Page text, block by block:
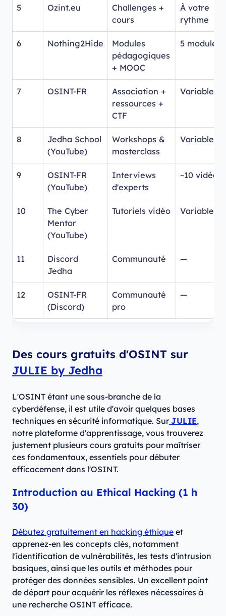
5 Ozint.eu
Challenges +
cours
À votre
rythme
6 Nothing2Hide
Modules
pédagogiques
+ MOOC
5 modules
7 OSINT-FR
Association +
ressources +
CTF
Variable
8
Jedha School
(YouTube)
Workshops &
masterclass
Variable
9
OSINT-FR
(YouTube)
Interviews
d'experts
~10 vidéos
10
The Cyber
Mentor
(YouTube)
Tutoriels vidéo Variable
11
Discord
Jedha
Communauté —
12
OSINT-FR
(Discord)
Communauté
pro
—
Des cours gratuits d'OSINT sur
JULIE by Jedha
L'OSINT étant une sous-branche de la
cyberdéfense, il est utile d'avoir quelques bases
techniques en sécurité informatique. Sur JULIE,
notre plateforme d'apprentissage, vous trouverez
justement plusieurs cours gratuits pour maîtriser
ces fondamentaux, essentiels pour débuter
efficacement dans l'OSINT.
Introduction au Ethical Hacking (1 h
30)
Débutez gratuitement en hacking éthique et
apprenez-en les concepts clés, notamment
l'identification de vulnérabilités, les tests d'intrusion
basiques, ainsi que les outils et méthodes pour
protéger des données sensibles. Un excellent point
de départ pour acquérir les réflexes nécessaires à
une recherche OSINT efficace.